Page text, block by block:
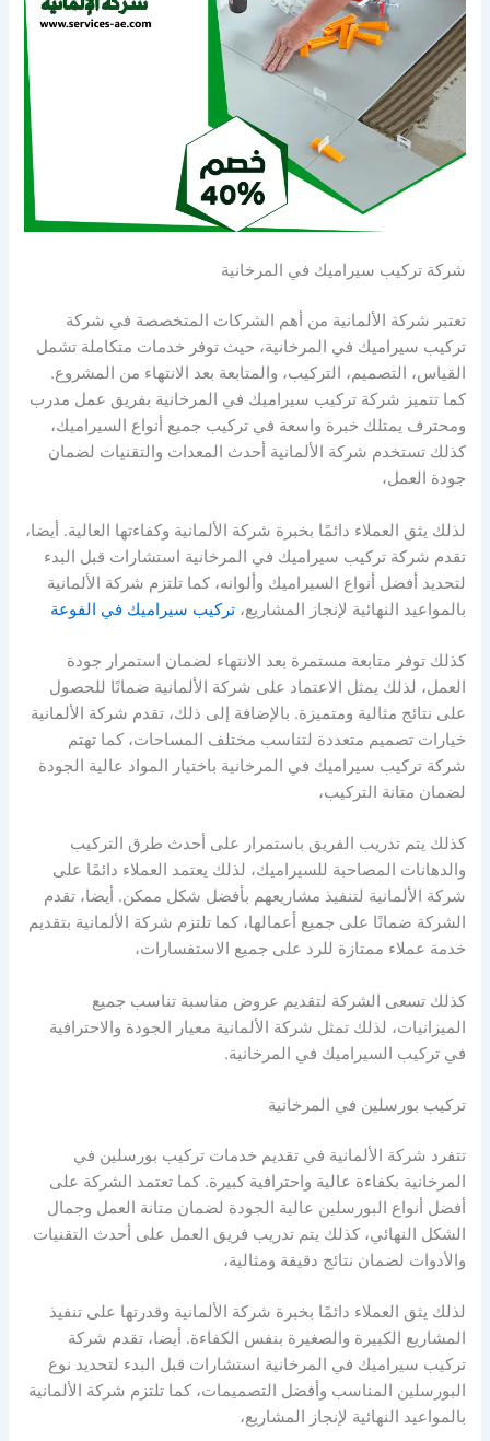
شركة تركيب سيراميك في المرخانية
تعتبر شركة الألمانية من أهم الشركات المتخصصة في شركة
تركيب سيراميك في المرخانية، حيث توفر خدمات متكاملة تشمل
القياس، التصميم، التركيب، والمتابعة بعد الانتهاء من المشروع.
كما تتميز شركة تركيب سيراميك في المرخانية بفريق عمل مدرب
ومحترف يمتلك خبرة واسعة في تركيب جميع أنواع السيراميك،
كذلك تستخدم شركة الألمانية أحدث المعدات والتقنيات لضمان
جودة العمل،
لذلك يثق العملاء دائمًا بخبرة شركة الألمانية وكفاءتها العالية. أيضا،
تقدم شركة تركيب سيراميك في المرخانية استشارات قبل البدء
لتحديد أفضل أنواع السيراميك وألوانه، كما تلتزم شركة الألمانية
بالمواعيد النهائية لإنجاز المشاريع،تركيب سيراميك في الفوعة
كذلك توفر متابعة مستمرة بعد الانتهاء لضمان استمرار جودة
العمل، لذلك يمثل الاعتماد على شركة الألمانية ضمانًا للحصول
على نتائج مثالية ومتميزة. بالإضافة إلى ذلك، تقدم شركة الألمانية
خيارات تصميم متعددة لتناسب مختلف المساحات، كما تهتم
شركة تركيب سيراميك في المرخانية باختيار المواد عالية الجودة
لضمان متانة التركيب،
كذلك يتم تدريب الفريق باستمرار على أحدث طرق التركيب
والدهانات المصاحبة للسيراميك، لذلك يعتمد العملاء دائمًا على
شركة الألمانية لتنفيذ مشاريعهم بأفضل شكل ممكن. أيضا، تقدم
الشركة ضمانًا على جميع أعمالها، كما تلتزم شركة الألمانية بتقديم
خدمة عملاء ممتازة للرد على جميع الاستفسارات،
كذلك تسعى الشركة لتقديم عروض مناسبة تناسب جميع
الميزانيات، لذلك تمثل شركة الألمانية معيار الجودة والاحترافية
في تركيب السيراميك في المرخانية.
تركيب بورسلين في المرخانية
تتفرد شركة الألمانية في تقديم خدمات تركيب بورسلين في
المرخانية بكفاءة عالية واحترافية كبيرة. كما تعتمد الشركة على
أفضل أنواع البورسلين عالية الجودة لضمان متانة العمل وجمال
الشكل النهائي، كذلك يتم تدريب فريق العمل على أحدث التقنيات
والأدوات لضمان نتائج دقيقة ومثالية،
لذلك يثق العملاء دائمًا بخبرة شركة الألمانية وقدرتها على تنفيذ
المشاريع الكبيرة والصغيرة بنفس الكفاءة. أيضا، تقدم شركة
تركيب سيراميك في المرخانية استشارات قبل البدء لتحديد نوع
البورسلين المناسب وأفضل التصميمات، كما تلتزم شركة الألمانية
بالمواعيد النهائية لإنجاز المشاريع،